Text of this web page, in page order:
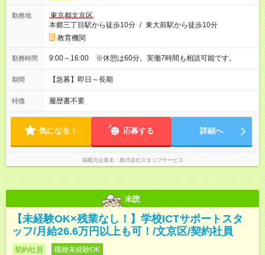
勤務地
東京都文京区
本郷三丁目駅から徒歩10分 / 東大前駅から徒歩10分
教育機関
勤務時間 9:00～16:00 ※休憩は60分。実働7時間も相談可能です。
期間 【急募】即日～長期
特徴 履歴書不要
気になる！ 応募する 詳細へ
掲載元企業名 株式会社スタッフサービス
未読
【未経験OK×残業なし！】学校ICTサポートスタ
ッフ/月給26.6万円以上も可！/文京区/契約社員
契約社員 職種未経験OK